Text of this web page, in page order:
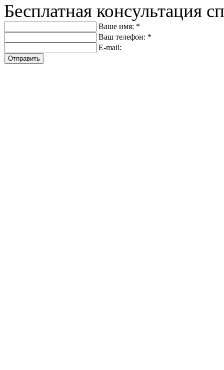
Бесплатная консультация
Ваше имя: *
Ваш телефон: *
E-mail:
Отправить